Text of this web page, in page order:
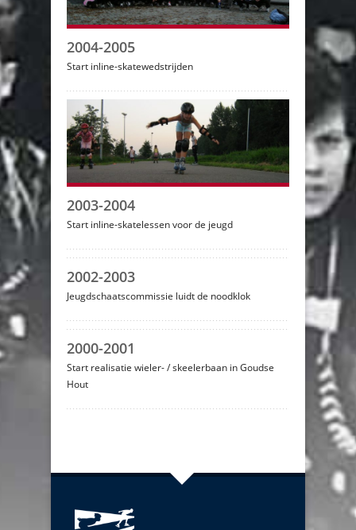
2004-2005
Start inline-skatewedstrijden
2003-2004
Start inline-skatelessen voor de jeugd
2002-2003
Jeugdschaatscommissie luidt de noodklok
2000-2001
Start realisatie wieler- / skeelerbaan in Goudse
Hout